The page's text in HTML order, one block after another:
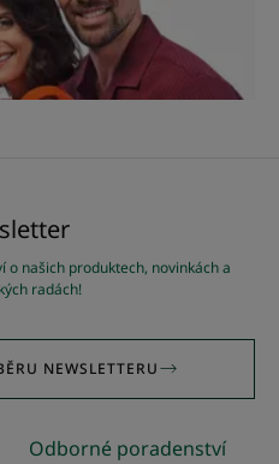
o našich produktech, novinkách a
radách!
NEWSLETTERU
Odborné poradenství